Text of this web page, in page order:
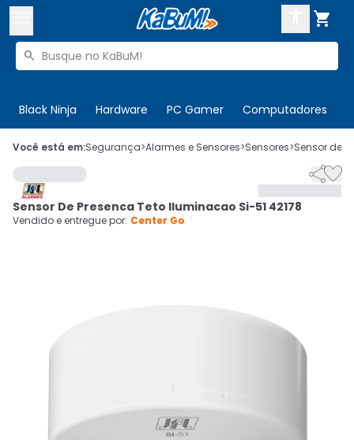

Buscar produtos

Black Ninja Hardware PC Gamer Computadores
 Olá. Acesse sua conta
 Departamentos
Cupons
CADASTRE-SE
Você está em:Segurança>Alarmes e Sensores>Sensores>Sensor de

Sensor De Presenca Teto Iluminacao Si-51 42178
Vendido e entregue por: Center Go